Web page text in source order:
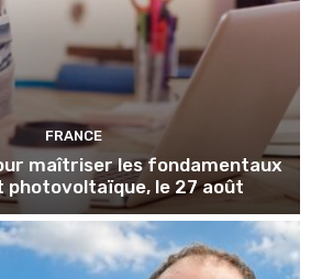
FRANCE
maîtriser les fondamentaux
photovoltaïque, le 27 août